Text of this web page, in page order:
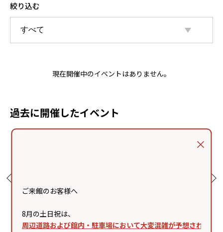
ご来館のお客様へ
8月の土日祝は、
周辺道路および館内・駐車場において大変混雑が予想されます
絞り込む
現在開催中のイベントはありません。
過去に開催したイベント
2026/08/04 .Tue - 2026/08/04
2026/08/02 .Sun - 2026/08/02